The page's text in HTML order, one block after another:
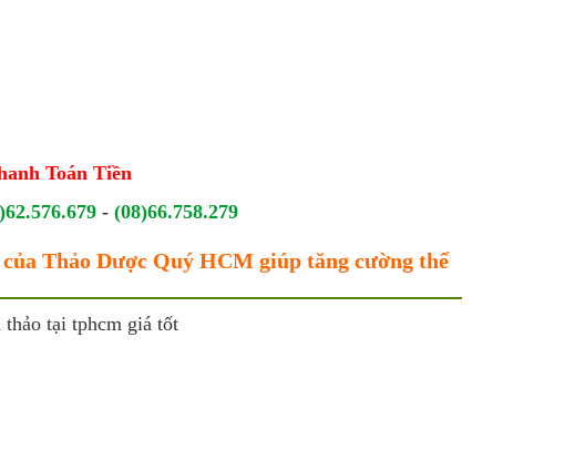
Toán Tiền
- (08)66.758.279
Thảo Dược Quý HCM giúp tăng cường thể
tại tphcm giá tốt